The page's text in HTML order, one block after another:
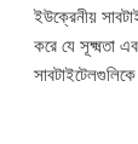
ইউক্রেনীয়
করে যে সূক্ষ্মতা